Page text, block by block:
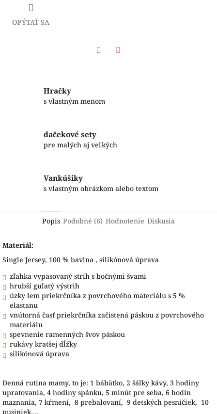
OPÝTAŤ SA
Hračky
s vlastným menom
dačekové sety
pre malých aj veľkých
Vankúšiky
s vlastným obrázkom alebo textom
Popis Podobné (6) Hodnotenie Diskusia
Materiál:
Single Jersey, 100 % bavlna , silikónová úprava
zľahka vypasovaný strih s bočnými švami
hrubší guľatý výstrih
úzky lem priekrčníka z povrchového materiálu s 5 %
elastanu
vnútorná časť priekrčníka začistená páskou z povrchového
materiálu
spevnenie ramenných švov páskou
rukávy kratšej dĺžky
silikónová úprava
Denná rutina mamy, to je: 1 bábätko, 2 šálky kávy, 3 hodiny
upratovania, 4 hodiny spánku, 5 minút pre seba, 6 hodín
maznania, 7 kŕmení, 8 prebalovaní, 9 detských pesničiek, 10
pusiniek....